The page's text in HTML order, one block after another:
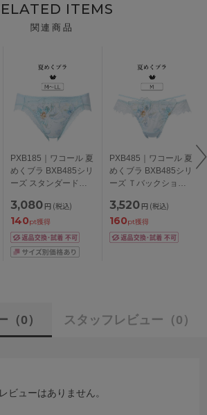
ITEMS
関連商品
PXB185｜ワコール 夏
めくブラ BXB485シリ
ーズ スタンダードシ
3,080 円 (税込)
140pt獲得
PXB485｜ワコール 夏
めくブラ BXB485シリ
ーズ Ｔバックショー
3,520 円 (税込)
160pt獲得
（0） スタッフレビュー （0）
レビューはありません。